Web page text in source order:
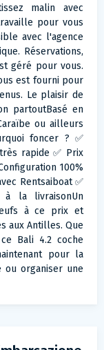
malin avec
pour vous
avec l'agence
Réservations,
géré pour vous.
est fourni pour
Le plaisir de
partoutBasé en
ou ailleurs
foncer ? ✅
rapide ✅ Prix
100%
Rentsaiboat ✅
à la livraisonUn
à ce prix et
aux Antilles. Que
Bali 4.2 coche
pour la
ou organiser une